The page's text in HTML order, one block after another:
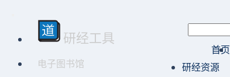
研经工具
电子图书馆
首页
研经资源